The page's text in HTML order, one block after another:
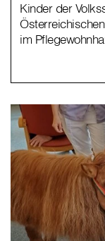
Kinder der
im